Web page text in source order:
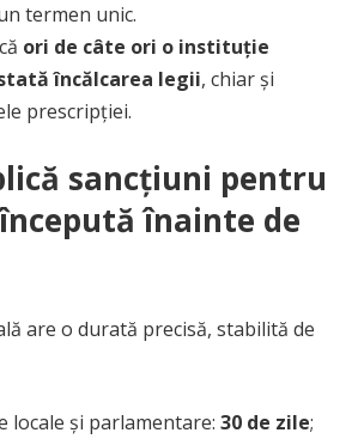
termen unic.
ori de câte ori o instituție
încălcarea legii, chiar și
prescripției.
sancțiuni pentru
înainte de
are o durată precisă, stabilită de
locale și parlamentare: 30 de zile;